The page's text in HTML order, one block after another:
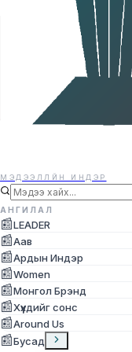
МЭДЭЭЛЛЙН ИНДЭР
АНГИЛАЛ
📰LEADER
📰Аав
📰Ардын Индэр
📰Women
📰Монгол Брэнд
📰Хүүхдийг сонс
📰Around Us
📰Бусад